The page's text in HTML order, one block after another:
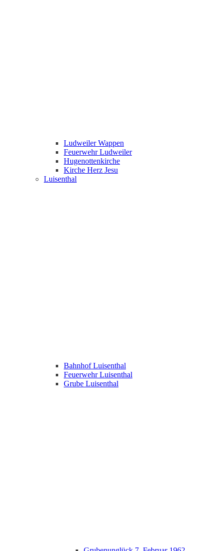
Ludweiler Wappen
Feuerwehr Ludweiler
Hugenottenkirche
Kirche Herz Jesu
Luisenthal
Bahnhof Luisenthal
Feuerwehr Luisenthal
Grube Luisenthal